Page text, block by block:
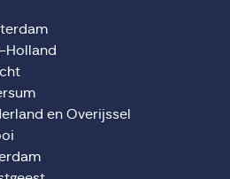
Holland
en Overijssel